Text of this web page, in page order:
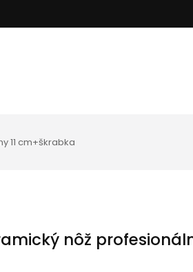
11 cm+škrabka
nôž